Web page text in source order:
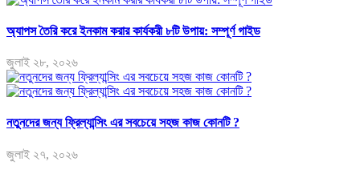
অ্যাপস তৈরি করে ইনকাম করার কার্যকরী ৮টি উপায়: সম্পূর্ণ গাইড
জুলাই ২৮, ২০২৬
নতুনদের জন্য ফ্রিল্যান্সিং এর সবচেয়ে সহজ কাজ কোনটি ?
জুলাই ২৭, ২০২৬